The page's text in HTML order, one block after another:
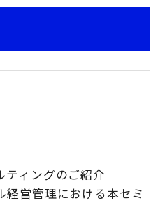
ィングのご紹介
営管理における本セミ